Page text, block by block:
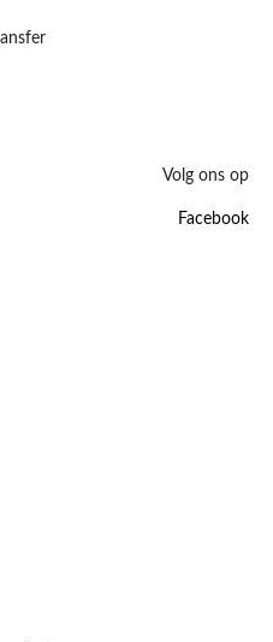
Volg ons op